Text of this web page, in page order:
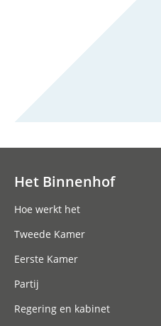
Het Binnenhof
Hoe werkt het
Tweede Kamer
Eerste Kamer
Partij
Regering en kabinet